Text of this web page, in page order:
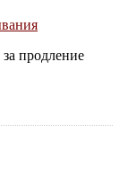
продление